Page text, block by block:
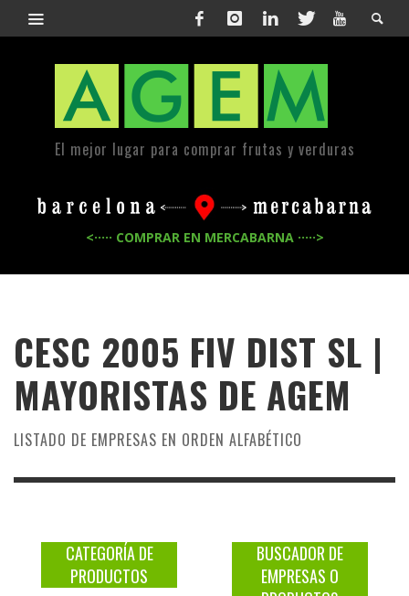
El mejor lugar para comprar frutas y verduras
<····· COMPRAR EN MERCABARNA ·····>
CESC 2005 FIV DIST SL |
MAYORISTAS DE AGEM
LISTADO DE EMPRESAS EN ORDEN ALFABÉTICO
CATEGORÍA DE
PRODUCTOS
BUSCADOR DE
EMPRESAS O